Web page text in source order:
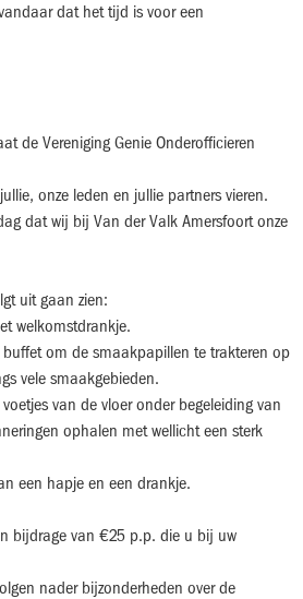
dat het tijd is voor een
de Vereniging Genie Onderofficieren
onze leden en jullie partners vieren.
dat wij bij Van der Valk Amersfoort onze
uit gaan zien:
welkomstdrankje.
buffet om de smaakpapillen te trakteren op
vele smaakgebieden.
van de vloer onder begeleiding van
ophalen met wellicht een sterk
een hapje en een drankje.
bijdrage van €25 p.p. die u bij uw
nader bijzonderheden over de